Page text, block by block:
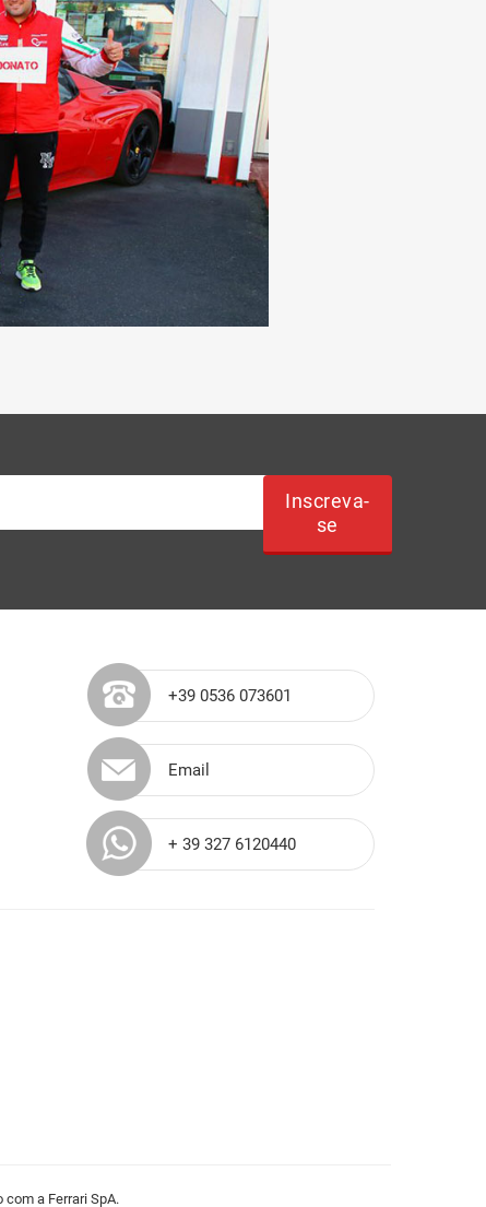
Inscreva-
se
+39 0536 073601
Email
+ 39 327 6120440
com a Ferrari SpA.